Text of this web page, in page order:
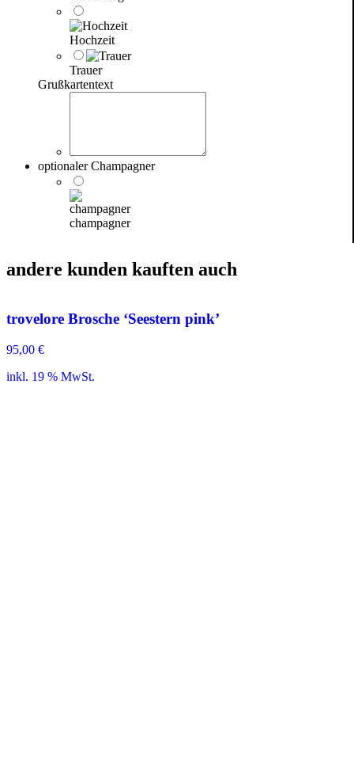
Hochzeit
Trauer
Grußkartentext
optionaler Champagner
champagner
andere kunden kauften auch
trovelore Brosche ‘Seestern pink’
95,00 €
inkl. 19 % MwSt.